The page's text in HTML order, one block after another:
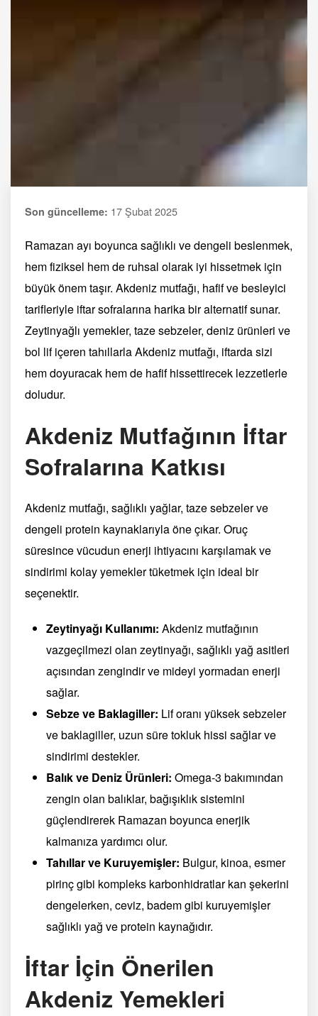
Son güncelleme: 17 Şubat 2025
Ramazan ayı boyunca sağlıklı ve dengeli beslenmek,
hem fiziksel hem de ruhsal olarak iyi hissetmek için
büyük önem taşır. Akdeniz mutfağı, hafif ve besleyici
tarifleriyle iftar sofralarına harika bir alternatif sunar.
Zeytinyağlı yemekler, taze sebzeler, deniz ürünleri ve
bol lif içeren tahıllarla Akdeniz mutfağı, iftarda sizi
hem doyuracak hem de hafif hissettirecek lezzetlerle
doludur.
Akdeniz Mutfağının İftar
Sofralarına Katkısı
Akdeniz mutfağı, sağlıklı yağlar, taze sebzeler ve
dengeli protein kaynaklarıyla öne çıkar. Oruç
süresince vücudun enerji ihtiyacını karşılamak ve
sindirimi kolay yemekler tüketmek için ideal bir
seçenektir.
Zeytinyağı Kullanımı: Akdeniz mutfağının
vazgeçilmezi olan zeytinyağı, sağlıklı yağ asitleri
açısından zengindir ve mideyi yormadan enerji
sağlar.
Sebze ve Baklagiller: Lif oranı yüksek sebzeler
ve baklagiller, uzun süre tokluk hissi sağlar ve
sindirimi destekler.
Balık ve Deniz Ürünleri: Omega-3 bakımından
zengin olan balıklar, bağışıklık sistemini
güçlendirerek Ramazan boyunca enerjik
kalmanıza yardımcı olur.
Tahıllar ve Kuruyemişler: Bulgur, kinoa, esmer
pirinç gibi kompleks karbonhidratlar kan şekerini
dengelerken, ceviz, badem gibi kuruyemişler
sağlıklı yağ ve protein kaynağıdır.
İftar İçin Önerilen
Akdeniz Yemekleri